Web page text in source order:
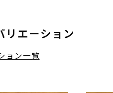
リエーション
ョン一覧